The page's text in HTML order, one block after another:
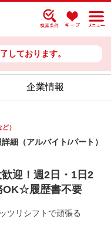
しております。
企業情報
）
細（アルバイト/パート）
迎！週2日・1日2
OK☆履歴書不要
ツリシフトで頑張る